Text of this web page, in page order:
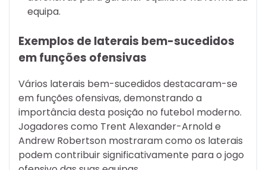
equipa.
Exemplos de laterais bem-sucedidos
em funções ofensivas
Vários laterais bem-sucedidos destacaram-se
em funções ofensivas, demonstrando a
importância desta posição no futebol moderno.
Jogadores como Trent Alexander-Arnold e
Andrew Robertson mostraram como os laterais
podem contribuir significativamente para o jogo